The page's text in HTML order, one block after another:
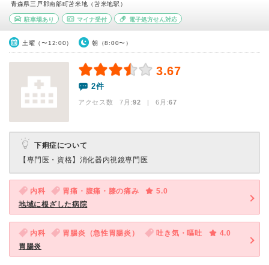
青森県三戸郡南部町苫米地（苫米地駅）
駐車場あり マイナ受付 電子処方せん対応
土曜（〜12:00） 朝（8:00〜）
3.67
2件
アクセス数 7月:92 | 6月:67
下痢症について
【専門医・資格】 消化器内視鏡専門医
内科 胃痛・腹痛・膝の痛み
5.0
地域に根ざした病院
内科 胃腸炎（急性胃腸炎） 吐き気・嘔吐
4.0
胃腸炎